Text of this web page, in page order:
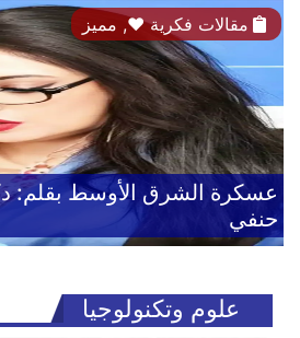
مقالات فكرية♥, مميز
عسكرة الشرق الأوسط بقلم:
حنفي
علوم وتكنولوجيا